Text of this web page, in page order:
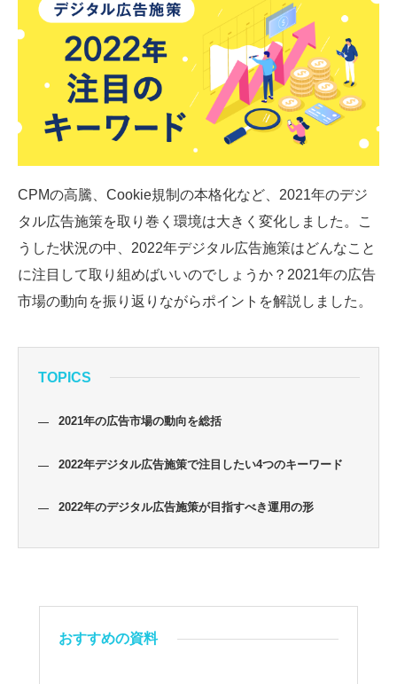
SMMLabについて
CPMの高騰、Cookie規制の本格化など、2021年のデジ
タル広告施策を取り巻く環境は大きく変化しました。こ
うした状況の中、2022年デジタル広告施策はどんなこと
に注目して取り組めばいいのでしょうか？2021年の広告
市場の動向を振り返りながらポイントを解説しました。
TOPICS
2021年の広告市場の動向を総括
2022年デジタル広告施策で注目したい4つのキーワード
2022年のデジタル広告施策が目指すべき運用の形
おすすめの資料